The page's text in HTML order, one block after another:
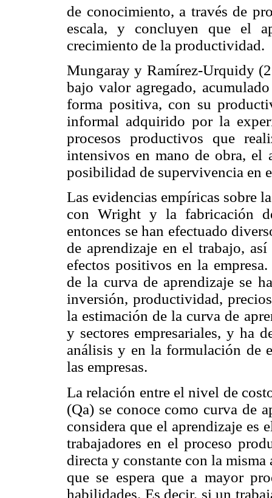
de conocimiento, a través de
escala, y concluyen que el
crecimiento de la productividad.
Mungaray y Ramírez-Urquidy
bajo valor agregado,
forma positiva, con su
informal adquirido por la
procesos productivos que
intensivos en mano de obra, el
posibilidad de supervivencia en
Las evidencias empíricas sobre
con Wright y la fabricación
entonces se han efectuado
de aprendizaje en el trabajo,
efectos positivos en la
de la curva de aprendizaje se
inversión, productividad,
la estimación de la curva de
y sectores empresariales, y ha
análisis y en la formulación de
las empresas.
La relación entre el nivel de
(Qa) se conoce como curva de
considera que el aprendizaje es
trabajadores en el proceso
directa y constante con la
que se espera que a mayor
habilidades. Es decir, si un